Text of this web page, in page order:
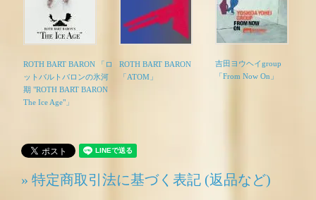
ROTH BART BARON 「ロ
ットバルトバロンの氷河
期 "ROTH BART BARON
The Ice Age"」
ROTH BART BARON
「ATOM」
吉田ヨウヘイgroup
「From Now On」
» 特定商取引法に基づく表記 (返品など)